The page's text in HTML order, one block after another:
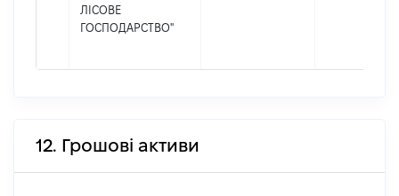
ЛІСОВЕ
ГОСПОДАРСТВО"
12. Грошові активи